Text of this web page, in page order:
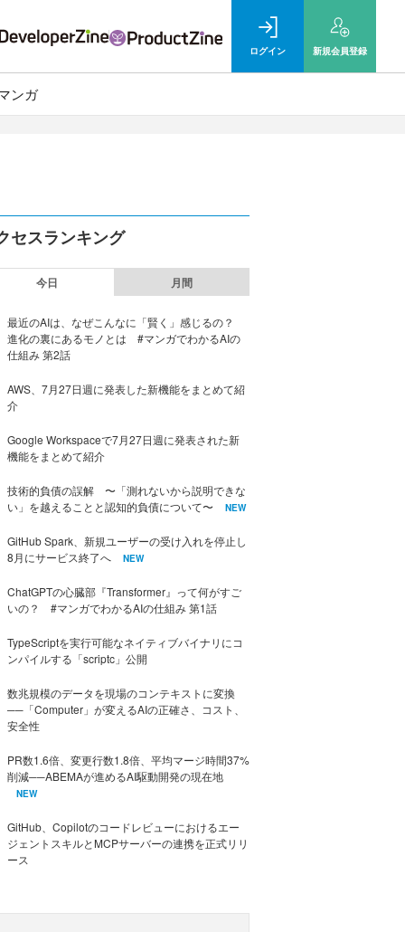
ログイン 新規会員登録
ンガ
セスランキング
今日 月間
最近のAIは、なぜこんなに「賢く」感じるの？
進化の裏にあるモノとは #マンガでわかるAIの
仕組み 第2話
AWS、7月27日週に発表した新機能をまとめて紹
介
Google Workspaceで7月27日週に発表された新
機能をまとめて紹介
技術的負債の誤解 〜「測れないから説明できな
い」を越えることと認知的負債について〜
NEW
GitHub Spark、新規ユーザーの受け入れを停止し
8月にサービス終了へ
NEW
ChatGPTの心臓部『Transformer』って何がすご
いの？ #マンガでわかるAIの仕組み 第1話
TypeScriptを実行可能なネイティブバイナリにコ
ンパイルする「scriptc」公開
数兆規模のデータを現場のコンテキストに変換
──「Computer」が変えるAIの正確さ、コスト、
安全性
PR数1.6倍、変更行数1.8倍、平均マージ時間37%
削減──ABEMAが進めるAI駆動開発の現在地
NEW
GitHub、Copilotのコードレビューにおけるエー
ジェントスキルとMCPサーバーの連携を正式リリ
ース